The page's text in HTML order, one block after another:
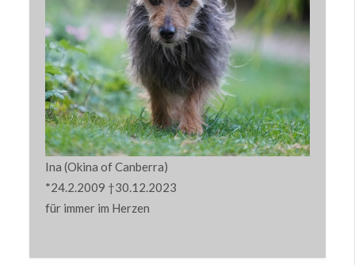
Ina (Okina of Canberra)
*24.2.2009 †30.12.2023
für immer im Herzen